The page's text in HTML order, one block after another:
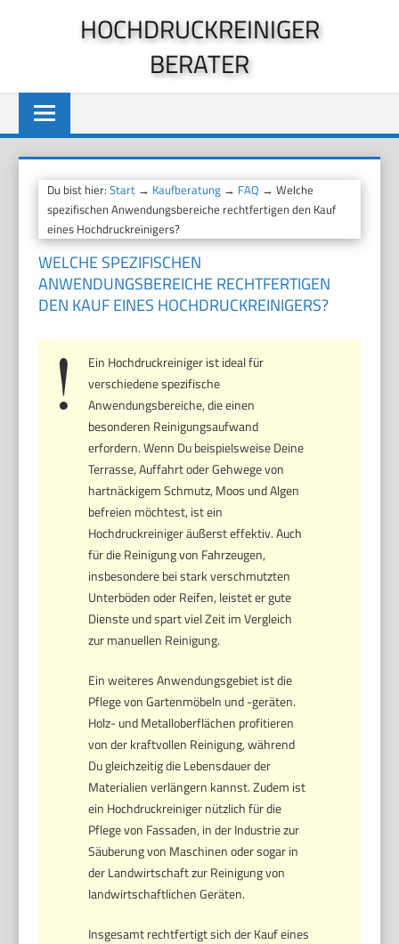
HOCHDRUCKREINIGER
BERATER
Du bist hier:Start → Kaufberatung → FAQ → Welche
spezifischen Anwendungsbereiche rechtfertigen den Kauf
eines Hochdruckreinigers?
WELCHE SPEZIFISCHEN
ANWENDUNGSBEREICHE RECHTFERTIGEN
DEN KAUF EINES HOCHDRUCKREINIGERS?
Ein Hochdruckreiniger ist ideal für
verschiedene spezifische
Anwendungsbereiche, die einen
besonderen Reinigungsaufwand
erfordern. Wenn Du beispielsweise Deine
Terrasse, Auffahrt oder Gehwege von
hartnäckigem Schmutz, Moos und Algen
befreien möchtest, ist ein
Hochdruckreiniger äußerst effektiv. Auch
für die Reinigung von Fahrzeugen,
insbesondere bei stark verschmutzten
Unterböden oder Reifen, leistet er gute
Dienste und spart viel Zeit im Vergleich
zur manuellen Reinigung.
Ein weiteres Anwendungsgebiet ist die
Pflege von Gartenmöbeln und -geräten.
Holz- und Metalloberflächen profitieren
von der kraftvollen Reinigung, während
Du gleichzeitig die Lebensdauer der
Materialien verlängern kannst. Zudem ist
ein Hochdruckreiniger nützlich für die
Pflege von Fassaden, in der Industrie zur
Säuberung von Maschinen oder sogar in
der Landwirtschaft zur Reinigung von
landwirtschaftlichen Geräten.
Insgesamt rechtfertigt sich der Kauf eines